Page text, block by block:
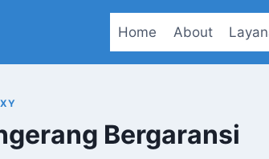
Home About
Bergaransi